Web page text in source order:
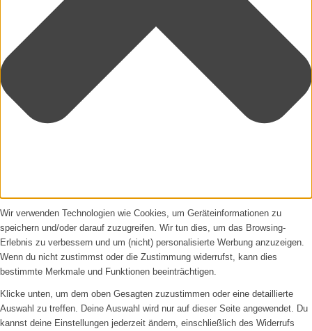
Wir verwenden Technologien wie Cookies, um Geräteinformationen zu
speichern und/oder darauf zuzugreifen. Wir tun dies, um das Browsing-
Erlebnis zu verbessern und um (nicht) personalisierte Werbung anzuzeigen.
Wenn du nicht zustimmst oder die Zustimmung widerrufst, kann dies
bestimmte Merkmale und Funktionen beeinträchtigen.
Klicke unten, um dem oben Gesagten zuzustimmen oder eine detaillierte
Auswahl zu treffen. Deine Auswahl wird nur auf dieser Seite angewendet. Du
kannst deine Einstellungen jederzeit ändern, einschließlich des Widerrufs